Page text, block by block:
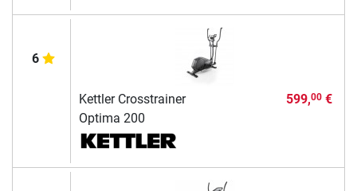
6
Kettler Crosstrainer
Optima 200
599,00€